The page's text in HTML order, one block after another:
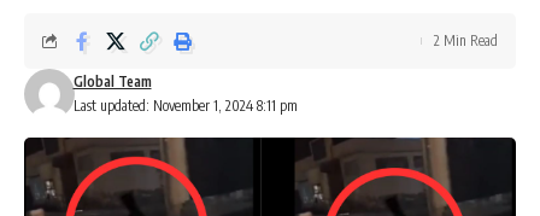
Last updated: November 1, 2024 8:11 pm
Global Team
2 Min Read